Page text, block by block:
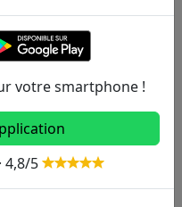
E
N
votre smartphone !
4,8/5